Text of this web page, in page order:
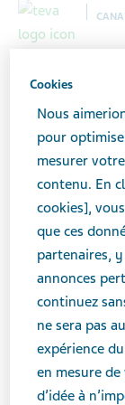
JANVIER 10, 2026
NOUVELLES
Rappel
Cookies
Nous
pour
mesurer
contenu. En
cookies],
que ces
partenaires,
annonces
continuez
ne sera pas
expérience
en mesure
d’idée à